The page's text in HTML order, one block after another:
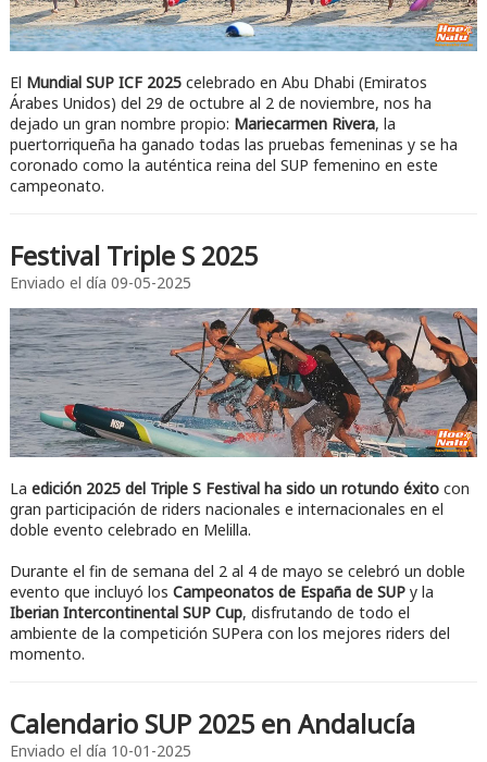
El Mundial SUP ICF 2025 celebrado en Abu Dhabi (Emiratos
Árabes Unidos) del 29 de octubre al 2 de noviembre, nos ha
dejado un gran nombre propio: Mariecarmen Rivera, la
puertorriqueña ha ganado todas las pruebas femeninas y se ha
coronado como la auténtica reina del SUP femenino en este
campeonato.
Festival Triple S 2025
Enviado el día 09-05-2025
La edición 2025 del Triple S Festival ha sido un rotundo éxitocon
gran participación de riders nacionales e internacionales en el
doble evento celebrado en Melilla.
Durante el fin de semana del 2 al 4 de mayo se celebró un doble
evento que incluyó los Campeonatos de España de SUPy la
Iberian Intercontinental SUP Cup, disfrutando de todo el
ambiente de la competición SUPera con los mejores riders del
momento.
Calendario SUP 2025 en Andalucía
Enviado el día 10-01-2025